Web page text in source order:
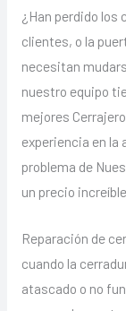
¿Han perdido los
clientes, o la
necesitan
nuestro equipo
mejores
experiencia en la
problema de
un precio increíble.
Reparación de
cuando la
atascado o no